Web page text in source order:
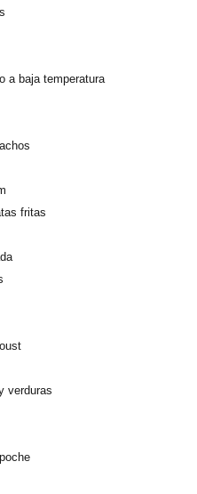
a baja temperatura
fritas
verduras